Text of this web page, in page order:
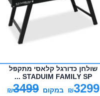
שולחן כדורגל קלאסי מתקפל
STADUIM FAMILY SP ...
₪3299 במקום ₪3499